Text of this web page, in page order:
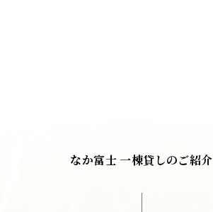
なか富士 一棟貸しのご紹介